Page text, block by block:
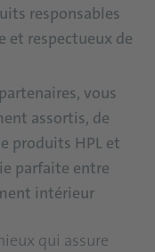
responsables
et respectueux de
vous
assortis, de
produits HPL et
parfaite entre
intérieur
qui assure